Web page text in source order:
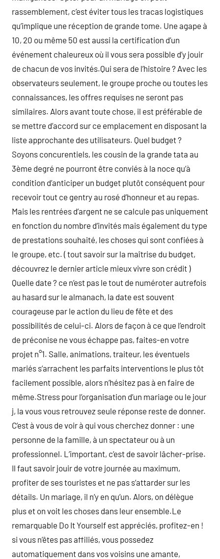
rassemblement, c’est éviter tous les tracas logistiques
qu’implique une réception de grande tome. Une agape à
10, 20 ou même 50 est aussi la certification d’un
événement chaleureux où il vous sera possible d’y jouir
de chacun de vos invités.Qui sera de l’histoire ? Avec les
observateurs seulement, le groupe proche ou toutes les
connaissances, les offres requises ne seront pas
similaires. Alors avant toute chose, il est préférable de
se mettre d’accord sur ce emplacement en disposant la
liste approchante des utilisateurs. Quel budget ?
Soyons concurentiels, les cousin de la grande tata au
3ème degré ne pourront être conviés à la noce qu’à
condition d’anticiper un budget plutôt conséquent pour
recevoir tout ce gentry au rosé d’honneur et au repas.
Mais les rentrées d’argent ne se calcule pas uniquement
en fonction du nombre d’invités mais également du type
de prestations souhaité, les choses qui sont confiées à
le groupe, etc. ( tout savoir sur la maîtrise du budget,
découvrez le dernier article mieux vivre son crédit )
Quelle date ? ce n’est pas le tout de numéroter autrefois
au hasard sur le almanach, la date est souvent
courageuse par le action du lieu de fête et des
possibilités de celui-ci. Alors de façon à ce que l’endroit
de préconise ne vous échappe pas, faites-en votre
projet n°1. Salle, animations, traiteur, les éventuels
mariés s’arrachent les parfaits interventions le plus tôt
facilement possible, alors n’hésitez pas à en faire de
même.Stress pour l’organisation d’un mariage ou le jour
j, la vous vous retrouvez seule réponse reste de donner.
C’est à vous de voir à qui vous cherchez donner : une
personne de la famille, à un spectateur ou à un
professionnel. L’important, c’est de savoir lâcher-prise.
Il faut savoir jouir de votre journée au maximum,
profiter de ses touristes et ne pas s’attarder sur les
détails. Un mariage, il n’y en qu’un. Alors, on délègue
plus et on voit les choses dans leur ensemble.Le
remarquable Do It Yourself est appréciés, profitez-en !
si vous n’êtes pas affiliés, vous possedez
automatiquement dans vos voisins une amante,